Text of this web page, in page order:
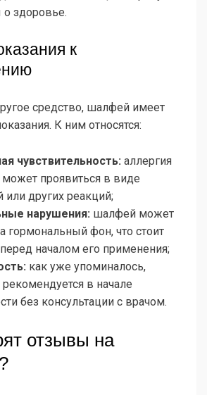
о здоровье.
к
средство, шалфей имеет
К ним относятся:
чувствительность: аллергия
проявиться в виде
других реакций;
нарушения: шалфей может
гормональный фон, что стоит
началом его применения;
как уже упоминалось,
в начале
без консультации с врачом.
отзывы на